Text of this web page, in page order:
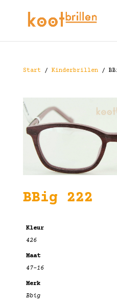
Start/ Kinderbrillen/
BBig 222
Kleur
426
Maat
47-16
Merk
Bbig